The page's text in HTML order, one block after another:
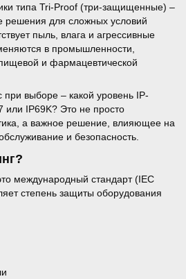
типа Tri-Proof (три-защищенные) –
решения для сложных условий
пыль, влага и агрессивные
в промышленности,
и фармацевтической
выборе – какой уровень IP-
или IP69K? Это не просто
а важное решение, влияющее на
и безопасность.
международный стандарт (IEC
степень защиты оборудования